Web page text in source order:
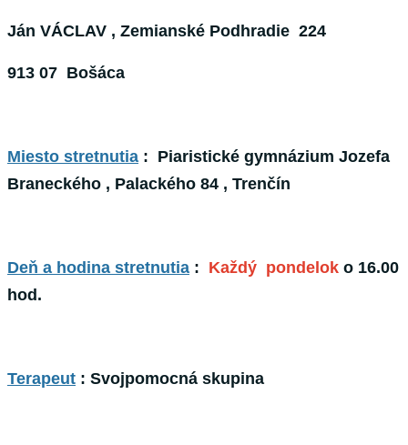
Ján VÁCLAV , Zemianské Podhradie 224
913 07 Bošáca
Miesto stretnutia : Piaristické gymnázium Jozefa
Braneckého , Palackého 84 , Trenčín
Deň a hodina stretnutia : Každý pondelok o 16.00
hod.
Terapeut : Svojpomocná skupina